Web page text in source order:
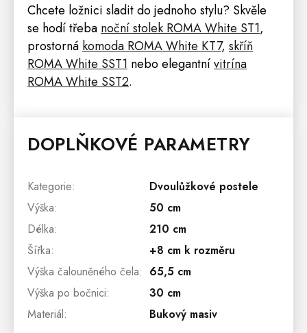
Chcete ložnici sladit do jednoho stylu? Skvěle
se hodí třeba noční stolek ROMA White ST1,
prostorná komoda ROMA White KT7, skříň
ROMA White SST1 nebo elegantnívitrína
ROMA White SST2.
DOPLŇKOVÉ PARAMETRY
Kategorie:
Dvoulůžkové postele
Výška:
50 cm
Délka:
210 cm
Šířka:
+8 cm k rozměru
Výška čalouněného čela: 65,5 cm
Výška po bočnici:
30 cm
Materiál: Bukový masiv